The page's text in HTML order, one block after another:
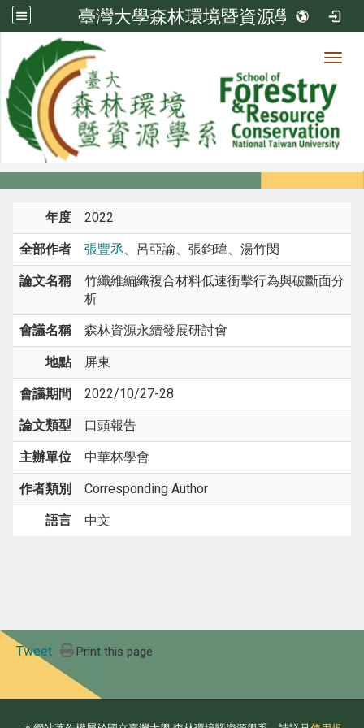
臺灣大學森林環境暨資源學系
系所成員
系所成員
年度 2022
全部作者 張豐丞、呂亞諭、張鈞瑋、湯竹閔
論文名稱
竹纖維編織複合材料低速衝擊行為與破斷面分
析
會議名稱 森林資源永續發展研討會
地點 屏東
會議期間 2022/10/27-28
論文類型 口頭報告
主辦單位 中華林學會
作者類別 Corresponding Author
語言 中文
Tweet Print this page